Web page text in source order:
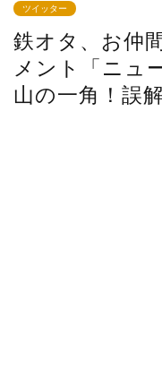
ツイッター
鉄オタ、お仲
メント「ニュ
山の一角！誤